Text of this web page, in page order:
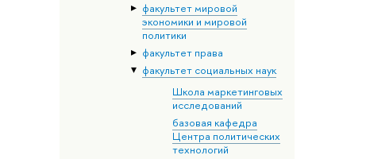
факультет мировой
экономики и мировой
политики
факультет права
факультет социальных наук
Школа маркетинговых
исследований
базовая кафедра
Центра политических
технологий